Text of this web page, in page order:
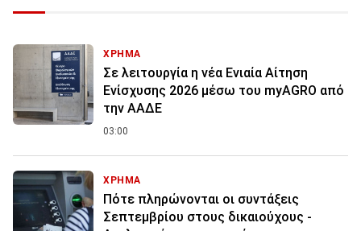
ΧΡΗΜΑ
Σε λειτουργία η νέα Ενιαία Αίτηση
Ενίσχυσης 2026 μέσω του myAGRO από
την ΑΑΔΕ
03:00
ΧΡΗΜΑ
Πότε πληρώνονται οι συντάξεις
Σεπτεμβρίου στους δικαιούχους -